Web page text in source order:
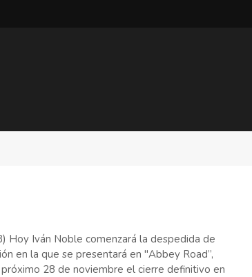
Hoy Iván Noble comenzará la despedida de
en la que se presentará en "Abbey Road”,
28 de noviembre el cierre definitivo en